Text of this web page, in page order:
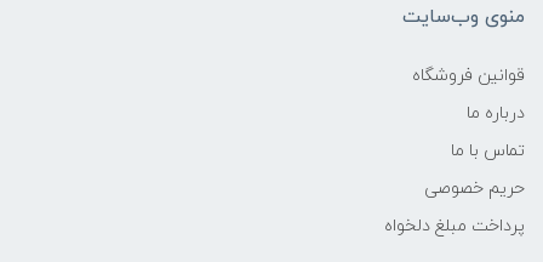
منوی وب‌سایت
قوانین فروشگاه
درباره ما
تماس با ما
حریم خصوصی
پرداخت مبلغ دلخواه